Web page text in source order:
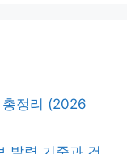
총정리 (2026